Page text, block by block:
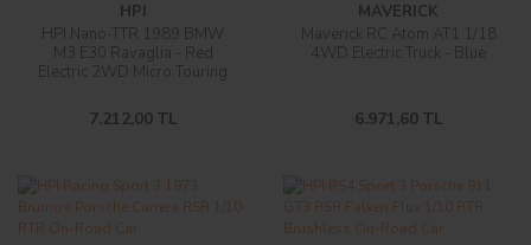
HPI
HPI Nano-TTR 1989 BMW
M3 E30 Ravaglia - Red
Electric 2WD Micro Touring
7.212,00 TL
MAVERICK
Maverick RC Atom AT1 1/18
4WD Electric Truck - Blue
6.971,60 TL